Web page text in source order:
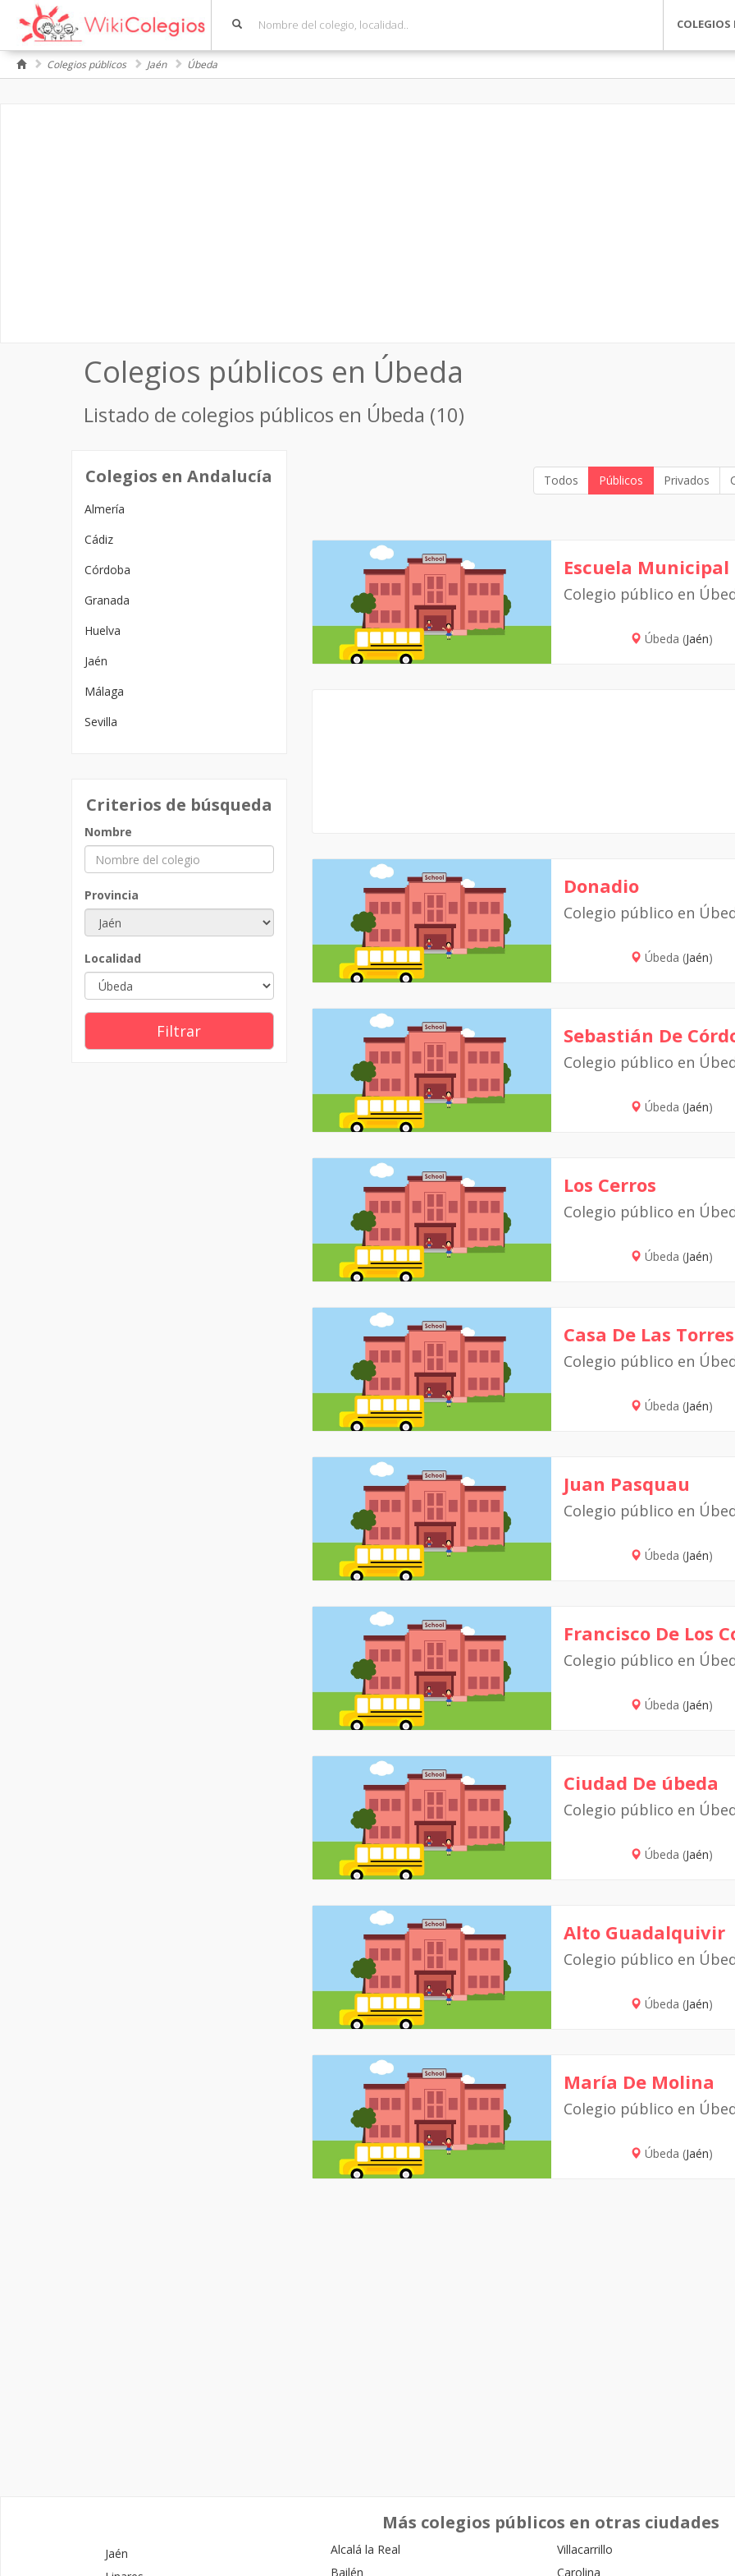
COLEGIOS
Colegios públicos Jaén Úbeda
Colegios públicos en Úbeda
Listado de colegios públicos en Úbeda (10)
Colegios en Andalucía
Almería
Cádiz
Córdoba
Granada
Huelva
Jaén
Málaga
Sevilla
Criterios de búsqueda
Nombre
Provincia
Localidad
Filtrar
Todos Públicos Privados
Escuela Municipal
Colegio público en
Úbeda (Jaén)
Donadio
Colegio público en
Úbeda (Jaén)
Sebastián De
Colegio público en
Úbeda (Jaén)
Los Cerros
Colegio público en
Úbeda (Jaén)
Casa De Las Torres
Colegio público en
Úbeda (Jaén)
Juan Pasquau
Colegio público en
Úbeda (Jaén)
Francisco De Los
Colegio público en
Úbeda (Jaén)
Ciudad De úbeda
Colegio público en
Úbeda (Jaén)
Alto Guadalquivir
Colegio público en
Úbeda (Jaén)
María De Molina
Colegio público en
Úbeda (Jaén)
Más colegios públicos en otras ciudades
Jaén
Alcalá la Real
Bailén
Villacarrillo
Carolina